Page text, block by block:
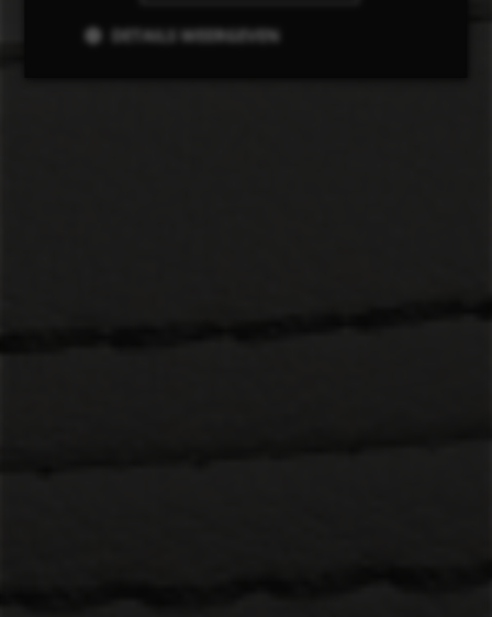
DETAILS WEERGEVEN